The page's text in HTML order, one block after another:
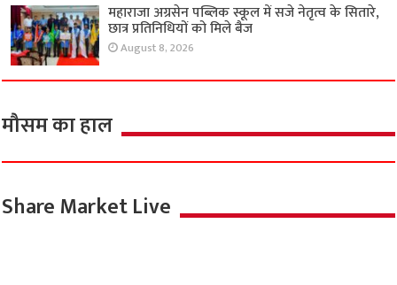
महाराजा अग्रसेन पब्लिक स्कूल में सजे नेतृत्व के सितारे,
छात्र प्रतिनिधियों को मिले बैज
August 8, 2026
मौसम का हाल
Share Market Live